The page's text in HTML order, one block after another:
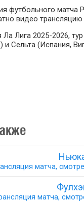
футбольного матча
видео
Ла Лига 2025-2026,
Сельта (Испания,
матча,
матча,